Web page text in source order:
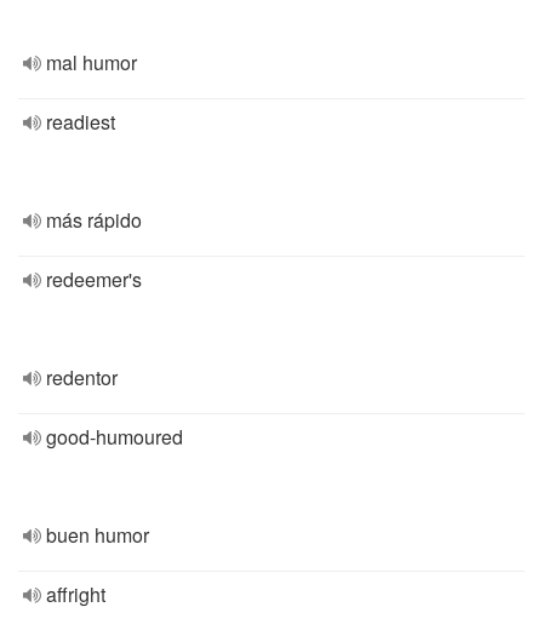
mal humor
readiest
más rápido
redeemer's
redentor
good-humoured
buen humor
affright